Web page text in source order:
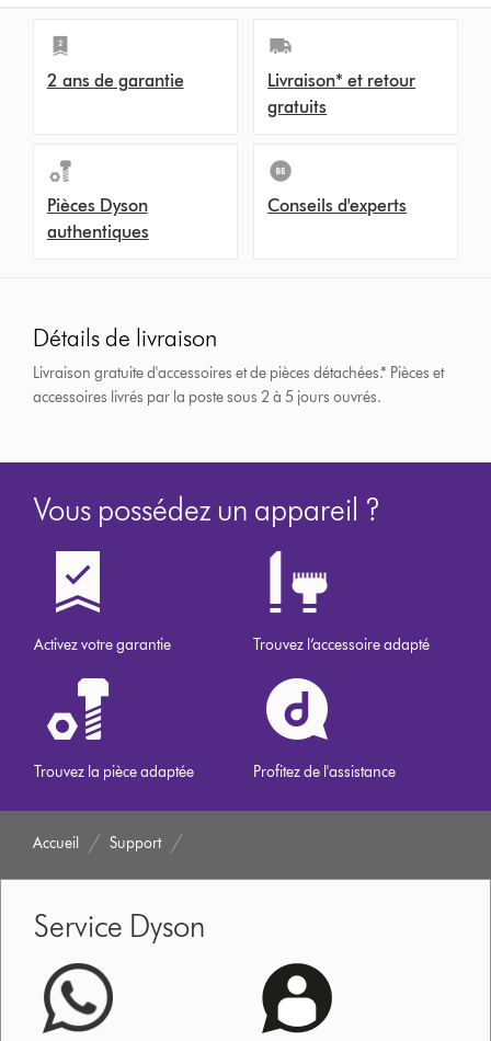
2 ans de garantie
Livraison* et retour
gratuits
Pièces Dyson
authentiques
Conseils d'experts
Détails de livraison
Livraison gratuite d'accessoires et de pièces détachées.* Pièces et
accessoires livrés par la poste sous 2 à 5 jours ouvrés.
Vous possédez un appareil ?
Activez votre garantie Trouvez l’accessoire adapté
Trouvez la pièce adaptée Profitez de l'assistance
Accueil Support
Service Dyson